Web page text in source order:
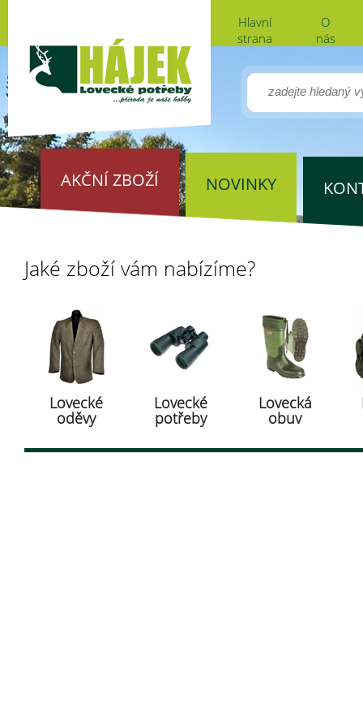
Hlavní
strana
O
nás
AKČNÍ ZBOŽÍ NOVINKY
Jaké zboží vám nabízíme?
Lovecké
oděvy
Lovecké
potřeby
Lovecká
obuv